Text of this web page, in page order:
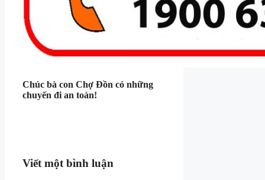
Chúc bà con Chợ Đồn có những
chuyến đi an toàn!
Viết một bình luận